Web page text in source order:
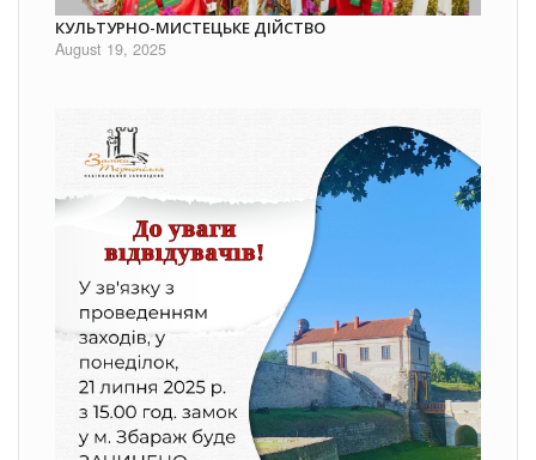
КУЛЬТУРНО-МИСТЕЦЬКЕ ДІЙСТВО
August 19, 2025